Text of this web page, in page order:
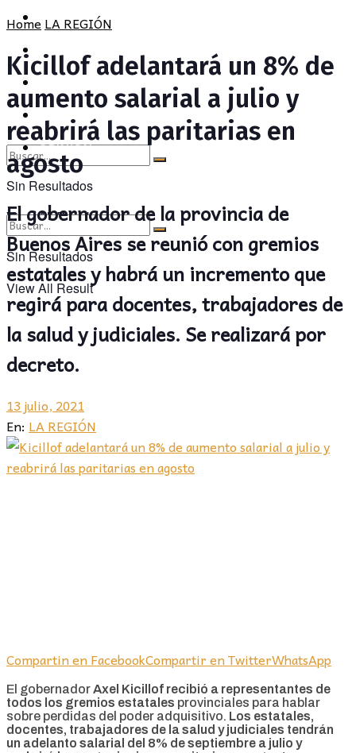
POLÍTICA
CULTURA
OPINIÓN
Sin Resultados
View All Result
PROVINCIA
POLÍTICA
CULTURA
OPINIÓN
Sin Resultados
View All Result
HomeLA REGIÓN
Kicillof adelantará un 8% de
aumento salarial a julio y
reabrirá las paritarias en
agosto
El gobernador de la provincia de
Buenos Aires se reunió con gremios
estatales y habrá un incremento que
regirá para docentes, trabajadores de
la salud y judiciales. Se realizará por
decreto.
13 julio, 2021
En: LA REGIÓN
Compartin en FacebookCompartir en TwitterWhatsApp
El gobernadorAxel Kicillof recibió a representantes de
todos los gremios estatales provinciales para hablar
sobre perdidas del poder adquisitivo. Los estatales,
docentes, trabajadores de la salud y judiciales tendrán
un adelanto salarial del 8% de septiembre a julio y